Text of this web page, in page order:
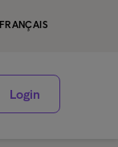
FRANÇAIS
Login